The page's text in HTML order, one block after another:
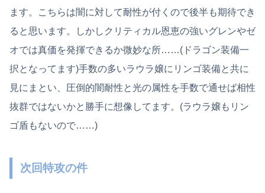
ます。こちらは闇に対して耐性が付くので後半も期待でき
ると思います。しかしクリティカル恩恵の強いグレンやゼ
オでは真価を発揮できるか微妙な所……(ドラゴン装備一
択となってます)手数の多いラウラ嬢にリンゴ装備と共に
見にまとい、圧倒的闇耐性と光の属性を手数で通せば相性
抜群ではないかと勝手に想像してます。(ラウラ嬢もリン
ゴ盾もないので……)
次回特攻の件